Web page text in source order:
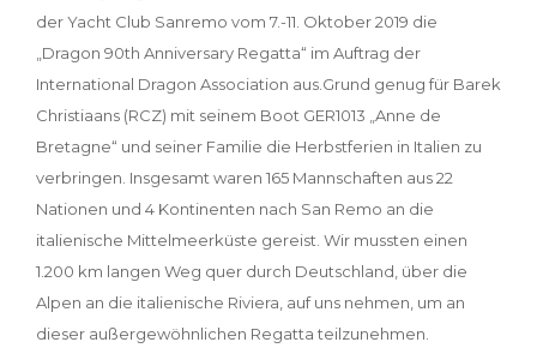
der Yacht Club Sanremo vom 7.-11. Oktober 2019 die
„Dragon 90th Anniversary Regatta“ im Auftrag der
International Dragon Association aus.Grund genug für Barek
Christiaans (RCZ) mit seinem Boot GER1013 „Anne de
Bretagne“ und seiner Familie die Herbstferien in Italien zu
verbringen. Insgesamt waren 165 Mannschaften aus 22
Nationen und 4 Kontinenten nach San Remo an die
italienische Mittelmeerküste gereist. Wir mussten einen
1.200 km langen Weg quer durch Deutschland, über die
Alpen an die italienische Riviera, auf uns nehmen, um an
dieser außergewöhnlichen Regatta teilzunehmen.